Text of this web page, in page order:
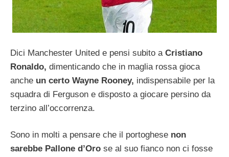
Dici Manchester United e pensi subito a Cristiano
Ronaldo, dimenticando che in maglia rossa gioca
anche un certo Wayne Rooney, indispensabile per la
squadra di Ferguson e disposto a giocare persino da
terzino all’occorrenza.
Sono in molti a pensare che il portoghese non
sarebbe Pallone d’Oro se al suo fianco non ci fosse